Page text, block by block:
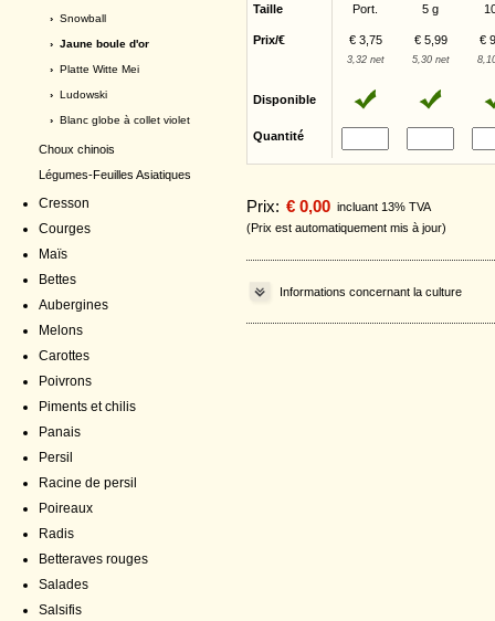
› Snowball
› Jaune boule d'or
› Platte Witte Mei
› Ludowski
› Blanc globe à collet violet
Choux chinois
Légumes-Feuilles Asiatiques
Cresson
Courges
Maïs
Bettes
Aubergines
Melons
Carottes
Poivrons
Piments et chilis
Panais
Persil
Racine de persil
Poireaux
Radis
Betteraves rouges
Salades
Salsifis
Taille Port. 5 g
Prix/€ € 3,75 € 5,99 €
3,32 net 5,30 net
Disponible
Quantité
Prix: € 0,00 incluant 13% TVA
(Prix est automatiquement mis à jour)
Informations concernant la culture